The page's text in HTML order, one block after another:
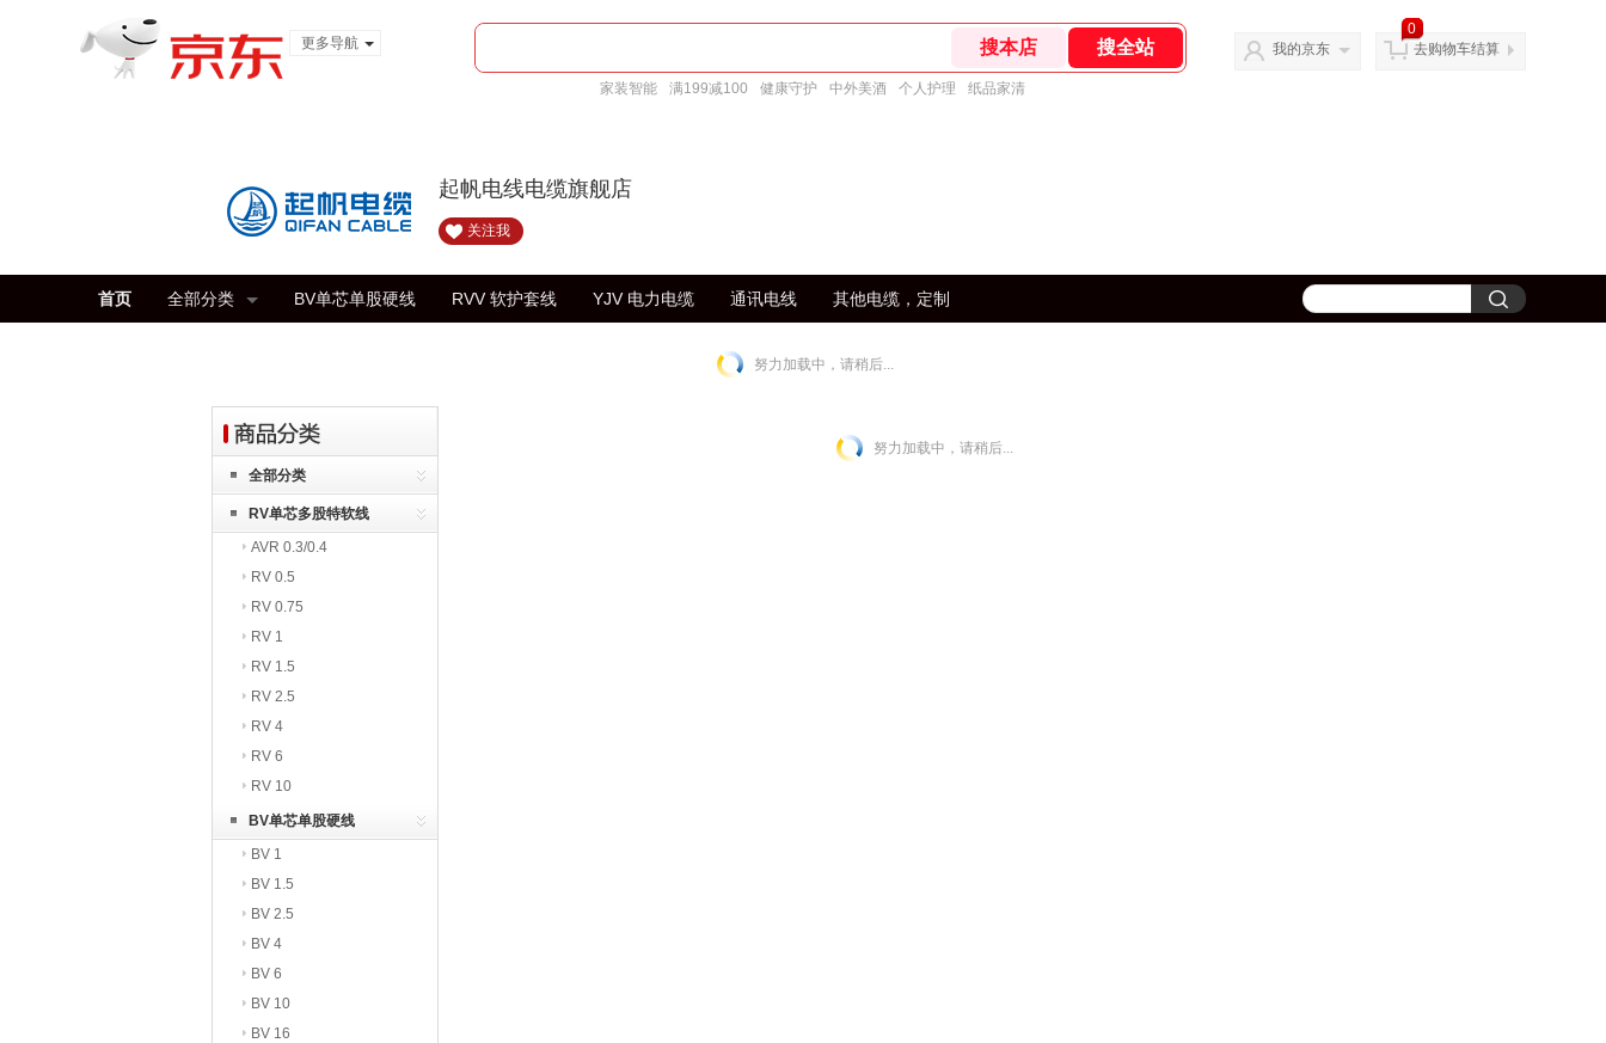
更多导航
家装智能 满199减100 健康守护 中外美酒 个人护理 纸品家清
我的京东
0
去购物车结算
起帆电线电缆旗舰店
关注我
首页 全部分类 BV单芯单股硬线 RVV 软护套线 YJV 电力电缆 通讯电线 其他电缆，定制
努力加载中，请稍后...
全部分类
RV单芯多股特软线
AVR 0.3/0.4
RV 0.5
RV 0.75
RV 1
RV 1.5
RV 2.5
RV 4
RV 6
RV 10
BV单芯单股硬线
BV 1
BV 1.5
BV 2.5
BV 4
BV 6
BV 10
BV 16
努力加载中，请稍后...